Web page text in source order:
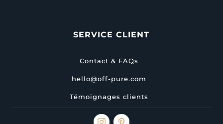
SERVICE CLIENT
Contact & FAQs
hello@off-pure.com
Témoignages clients